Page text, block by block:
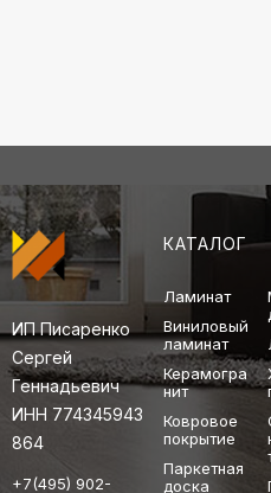
ИП Писаренко
Сергей
Геннадьевич
ИНН 774345943
864
+7(495) 902-
КАТАЛОГ
Ламинат
Виниловый
ламинат
Керамогра
нит
Ковровое
покрытие
Паркетная
доска